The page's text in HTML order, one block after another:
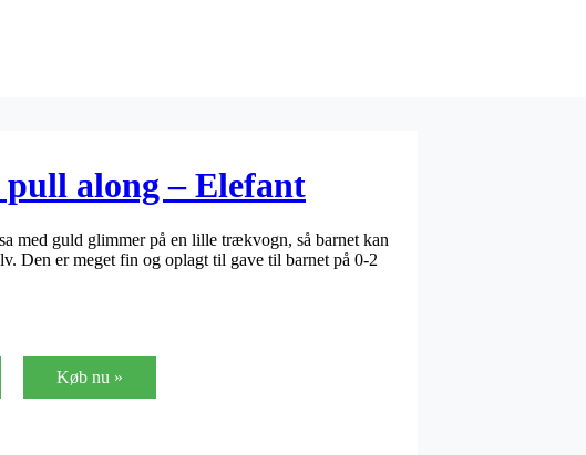
along – Elefant
med guld glimmer på en lille trækvogn, så barnet kan
Den er meget fin og oplagt til gave til barnet på 0-2
Køb nu »